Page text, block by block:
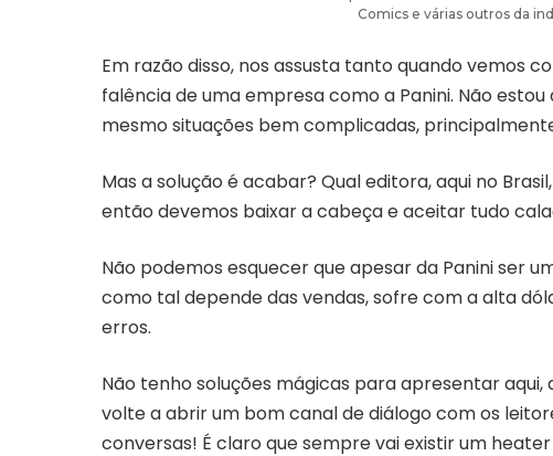
Comics e várias outros da
Em razão disso, nos assusta tanto quando vemos
falência de uma empresa como a Panini. Não
mesmo situações bem complicadas,
Mas a solução é acabar? Qual editora, aqui no
então devemos baixar a cabeça e aceitar tudo
Não podemos esquecer que apesar da Panini ser
como tal depende das vendas, sofre com a alta
erros.
Não tenho soluções mágicas para apresentar aqui,
volte a abrir um bom canal de diálogo com os
conversas! É claro que sempre vai existir um